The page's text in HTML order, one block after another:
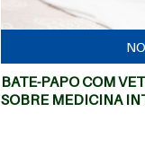
BATE-PAPO COM
SOBRE MEDICINA